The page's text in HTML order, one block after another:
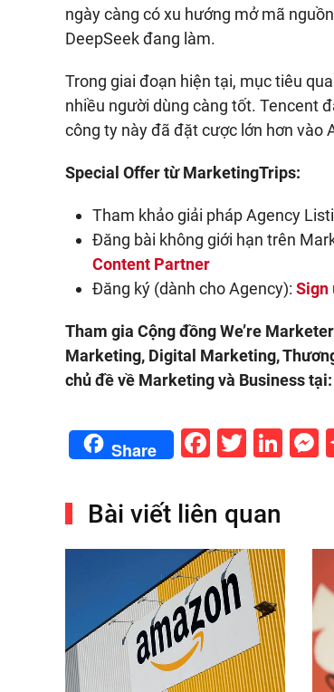
ngày càng có xu hướng mở mã
DeepSeek đang làm.
Trong giai đoạn hiện tại, mục tiêu
nhiều người dùng càng tốt. Tencent
công ty này đã đặt cược lớn hơn vào
Special Offer từ MarketingTrips:
Tham khảo giải pháp Agency
Đăng bài không giới hạn trên
Content Partner
Đăng ký (dành cho Agency): Sign
Tham gia Cộng đồng We’re
Marketing, Digital Marketing,
chủ đề về Marketing và Business tại:
Share Facebook
Twitter
Bài viết liên quan